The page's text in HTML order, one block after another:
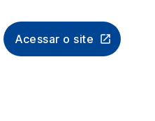
Acessar o site